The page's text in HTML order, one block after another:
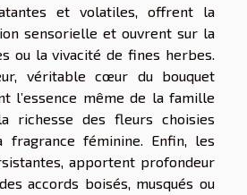
et volatiles, offrent la
sensorielle et ouvrent sur la
ou la vivacité de fines herbes.
véritable cœur du bouquet
l’essence même de la famille
richesse des fleurs choisies
fragrance féminine. Enfin, les
apportent profondeur
accords boisés, musqués ou